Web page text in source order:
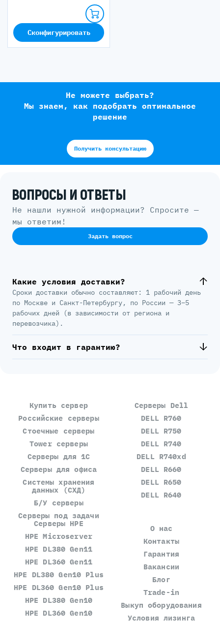
Сконфигурировать
Не можете выбрать?
Мы знаем, как подобрать оптимальное
решение
Получить консультацию
ВОПРОСЫ И ОТВЕТЫ
Не нашли нужной информации? Спросите —
мы ответим!
Задать вопрос
Какие условия доставки?
Сроки доставки обычно составляют: 1 рабочий день
по Москве и Санкт-Петербургу, по России — 3–5
рабочих дней (в зависимости от региона и
перевозчика).
Что входит в гарантию?
Купить сервер
Российские серверы
Стоечные серверы
Tower серверы
Серверы для 1С
Серверы для офиса
Системы хранения
данных (СХД)
Б/У серверы
Серверы под задачи
Серверы Dell
DELL R760
DELL R750
DELL R740
DELL R740xd
DELL R660
DELL R650
DELL R640
Серверы HPE
HPE Microserver
HPE DL380 Gen11
HPE DL360 Gen11
HPE DL380 Gen10 Plus
HPE DL360 Gen10 Plus
HPE DL380 Gen10
HPE DL360 Gen10
О нас
Контакты
Гарантия
Вакансии
Блог
Trade-in
Выкуп оборудования
Условия лизинга